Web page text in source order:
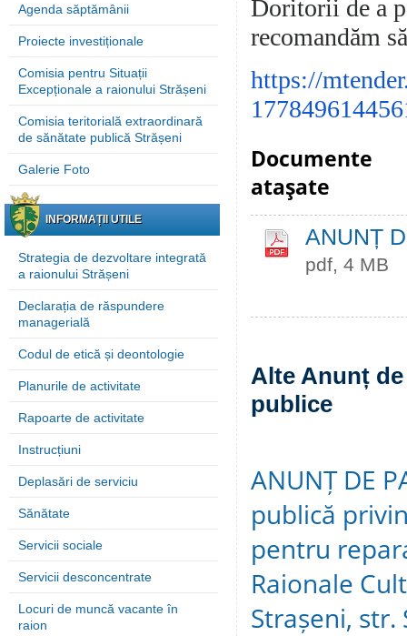
Agenda săptămânii
Proiecte investiționale
Comisia pentru Situații
Excepționale a raionului Strășeni
Comisia teritorială extraordinară
de sănătate publică Strășeni
Galerie Foto
INFORMAȚII UTILE
Strategia de dezvoltare integrată
a raionului Strășeni
Declarația de răspundere
managerială
Codul de etică și deontologie
Planurile de activitate
Rapoarte de activitate
Instrucțiuni
Deplasări de serviciu
Sănătate
Servicii sociale
Servicii desconcentrate
Locuri de muncă vacante în
raion
Doritorii de a
recomandăm
https://
Documente
ataşate
ANUNȚ
pdf, 4 MB
Alte Anunț
publice
ANUNȚ DE
publică
pentru
Raionale
Strașeni, str.